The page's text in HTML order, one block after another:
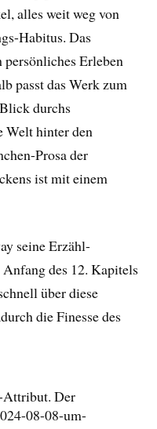
alles weit weg von
Habitus. Das
Erleben
passt das Werk zum
durchs
Welt hinter den
Prosa der
ist mit einem
seine Erzähl-
des 12. Kapitels
über diese
die Finesse des